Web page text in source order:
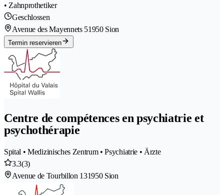
• Zahnprothetiker
Geschlossen
Avenue des Mayennets 51950 Sion
Termin reservieren
Centre de compétences en psychiatrie et
psychothérapie
Spital • Medizinisches Zentrum • Psychiatrie • Ärzte
3.3(3)
Avenue de Tourbillon 131950 Sion